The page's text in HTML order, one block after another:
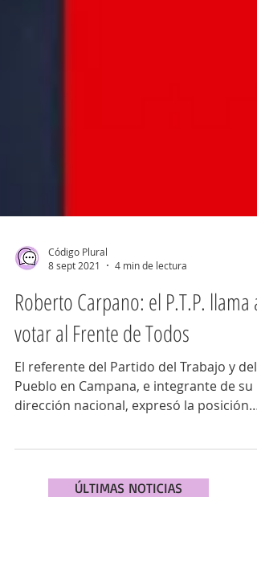
8 sept 2021
4 min de lectura
Roberto Carpano: el P.T.P. llama a
Pueblo en Campana, e integrante de su
dirección nacional, expresó la posición